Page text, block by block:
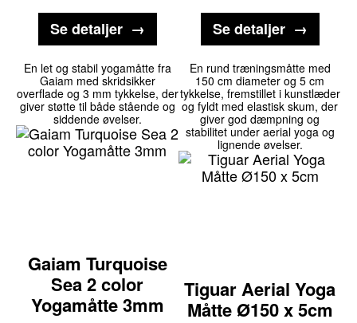
Se detaljer Se detaljer
Gaiam Turquoise
Sea 2 color
Yogamåtte 3mm
En let og stabil yogamåtte fra
Gaiam med skridsikker
overflade og 3 mm tykkelse, der
giver støtte til både stående og
siddende øvelser.
Tiguar Aerial Yoga
Måtte Ø150 x 5cm
En rund træningsmåtte med
150 cm diameter og 5 cm
tykkelse, fremstillet i kunstlæder
og fyldt med elastisk skum, der
giver god dæmpning og
stabilitet under aerial yoga og
lignende øvelser.